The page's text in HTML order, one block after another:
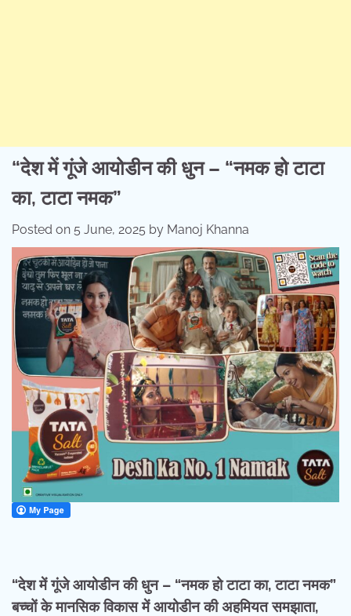
“देश में गूंजे आयोडीन की धुन – “नमक हो टाटा
का, टाटा नमक”
Posted on 5 June, 2025 by Manoj Khanna
“देश में गूंजे आयोडीन की धुन – “नमक हो टाटा का, टाटा नमक”
बच्चों के मानसिक विकास में आयोडीन की अहमियत समझाता,